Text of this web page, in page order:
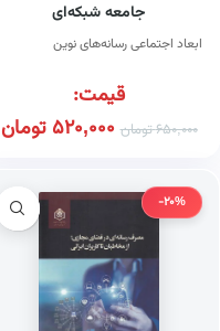
جامعه شبکه‌ای
ابعاد اجتماعی رسانه‌های نوین
قیمت:
650,000تومان 520,000 تومان
-20%